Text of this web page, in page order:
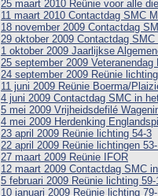
25 maart 2010 Reünie voor alle
11 maart 2010 Contactdag SMC
18 november 2009 Contactdag
29 oktober 2009 Contactdag
1 oktober 2009 Jaarlijkse
25 september 2009
24 september 2009 Reünie
11 juni 2009 Reünie Boerma/
4 juni 2009 Contactdag SMC in
5 mei 2009 Vrijheidsdefilé
4 mei 2009 Herdenking
23 april 2009 Reünie lichting 54-3
22 april 2009 Reünie lichtingen
27 maart 2009 Reünie IFOR
12 maart 2009 Contactdag SMC
5 februari 2009 Reünie lichting
10 januari 2009 Reünie lichting